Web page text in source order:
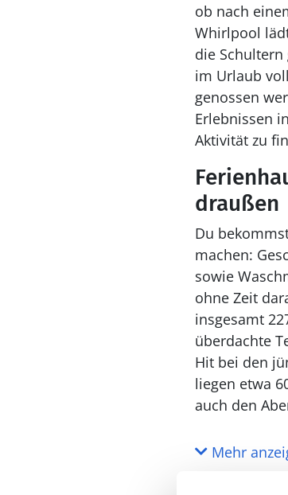
ob nach
Whirlpool
die
im Urlaub
genossen
Erlebnissen
Aktivität zu
draußen
Du
machen:
sowie
ohne Zeit
insgesamt
überdachte
Hit bei den
liegen etwa
auch den
Mehr